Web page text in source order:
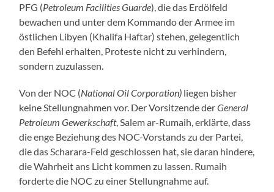
PFG (Petroleum Facilities Guarde), die das Erdölfeld
bewachen und unter dem Kommando der Armee im
östlichen Libyen (Khalifa Haftar) stehen, gelegentlich
den Befehl erhalten, Proteste nicht zu verhindern,
sondern zuzulassen.
Von der NOC (National Oil Corporation) liegen bisher
keine Stellungnahmen vor. Der Vorsitzende derGeneral
Petroleum Gewerkschaft, Salem ar-Rumaih, erklärte, dass
die enge Beziehung des NOC-Vorstands zu der Partei,
die das Scharara-Feld geschlossen hat, sie daran hindere,
die Wahrheit ans Licht kommen zu lassen. Rumaih
forderte die NOC zu einer Stellungnahme auf.